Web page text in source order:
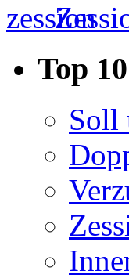
Top
Soll